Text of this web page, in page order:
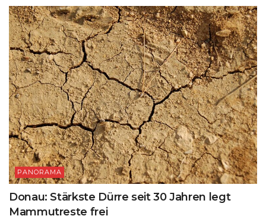
PANORAMA
Donau: Stärkste Dürre seit 30 Jahren legt
Mammutreste frei